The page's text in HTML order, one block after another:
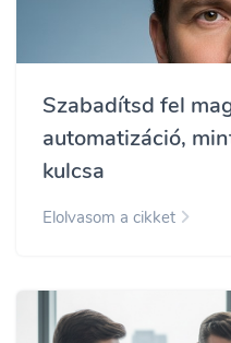
Szabadítsd fel
automatizáció,
kulcsa
Elolvasom a cikket